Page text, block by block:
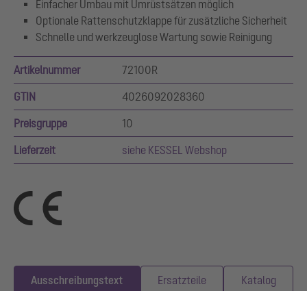
Einfacher Umbau mit Umrüstsätzen möglich
Optionale Rattenschutzklappe für zusätzliche Sicherheit
Schnelle und werkzeuglose Wartung sowie Reinigung
Artikelnummer 72100R
GTIN 4026092028360
Preisgruppe 10
Lieferzeit siehe KESSEL Webshop
Ausschreibungstext Ersatzteile Katalog